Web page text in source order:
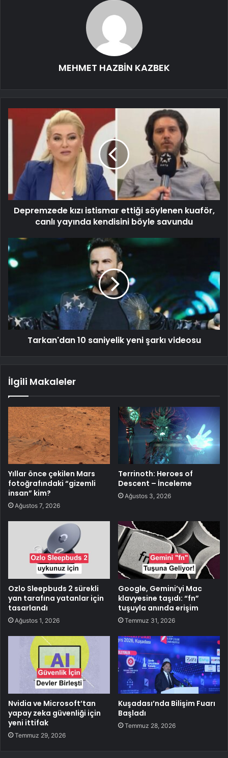
MEHMET HAZBİN KAZBEK
Depremzede kızı istismar ettiği söylenen kuaför,
canlı yayında kendisini böyle savundu
Tarkan'dan 10 saniyelik yeni şarkı videosu
İlgili Makaleler
Yıllar önce çekilen Mars
fotoğrafındaki “gizemli
insan” kim?
Ağustos 7, 2026
Terrinoth: Heroes of
Descent – İnceleme
Ağustos 3, 2026
Ozlo Sleepbuds 2 sürekli
yan tarafına yatanlar için
tasarlandı
Ağustos 1, 2026
Google, Gemini’yi Mac
klavyesine taşıdı: “fn”
tuşuyla anında erişim
Temmuz 31, 2026
Nvidia ve Microsoft’tan
yapay zeka güvenliği için
yeni ittifak
Temmuz 29, 2026
Kuşadası’nda Bilişim Fuarı
Başladı
Temmuz 28, 2026